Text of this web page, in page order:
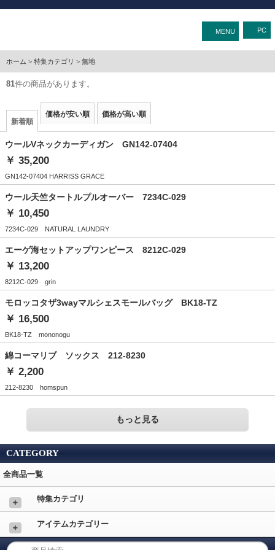
MENU
ホーム > 特集カテゴリ > 無地
81件の商品があります。
新着順
価格が安い順 価格が高い順
ウールVネックカーディガン GN142-07404
￥ 35,200
GN142-07404 HARRISS GRACE
ウール天竺タートルプルオーバー 7234C-029
￥ 10,450
7234C-029 NATURAL LAUNDRY
エーゲ海セットアップワンピース 8212C-029
￥ 13,200
8212C-029 grin
モロッコタザ3wayマルシェスモールバッグ BK18-TZ
￥ 16,500
BK18-TZ mononogu
綿コーマリブ ソックス 212-8230
￥ 2,200
212-8230 homspun
もっと見る
CATEGORY
全商品一覧
＋ 特集カテゴリ
＋ アイテムカテゴリー